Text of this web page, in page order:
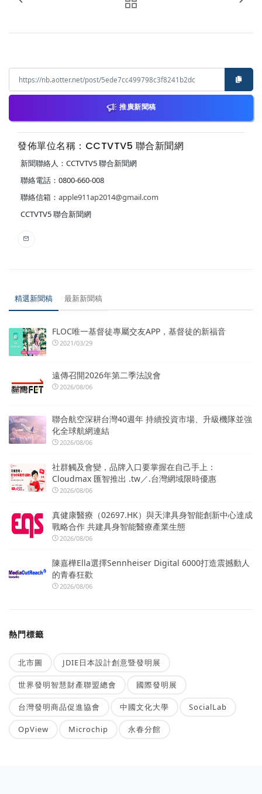
推廣新聞稿
發佈單位名稱：CCTVTV5 聯合新聞網
新聞聯絡人：CCTVTV5 聯合新聞網
聯絡電話：0800-660-008
聯絡信箱： apple911ap2014@gmail.com
CCTVTV5 聯合新聞網
精選新聞稿 最新新聞稿
FLOC唯一基督徒專屬交友APP，基督徒的新福音
2021/03/29
遠傳召開2026年第二季法說會
2026/08/06
聯合航空深耕台灣40週年 持續投資市場、升級機隊並強
化全球航網連結
2026/08/06
社群觸及會變，品牌入口要掌握在自己手上：
Cloudmax 匯智推出 .tw／.台灣網域限時優惠
2026/08/06
真健康醫療（02697.HK）與天津具身智能創新中心達成
戰略合作 共建具身智能醫療產業生態
2026/08/06
陳嘉樺Ella選擇Sennheiser Digital 6000打造震撼動人
的青春狂歡
2026/08/06
熱門標籤
北市圖 JDIE日本設計創意暨發明展
世界發明智慧財產聯盟總會 國際發明展
台灣發明商品促進協會 中國文化大學 SocialLab
OpView Microchip 永春分館